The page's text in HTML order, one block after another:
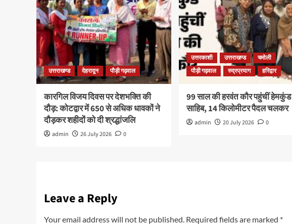
उत्तराखण्ड देहरादून पौड़ी गढ़वाल
कारगिल विजय दिवस पर देशभक्ति की
दौड़: कोटद्वार में 650 से अधिक धावकों ने
दौड़कर शहीदों को दी श्रद्धांजलि
admin 26 July 2026 0
उत्तरकाशी उत्तराखण्ड
चमोली
पौड़ी गढ़वाल
रुद्रप्रयाग हरिद्वार
99 साल की हरवंत कौर पहुंचीं हेमकुंड
साहिब, 14 किलोमीटर पैदल चलकर
admin 20 July 2026 0
Leave a Reply
Your email address will not be published. Required fields are marked *